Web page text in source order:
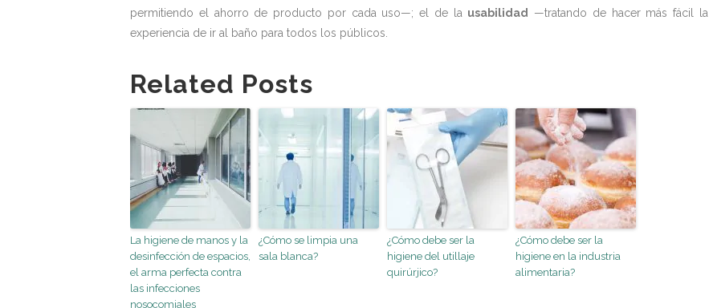
permitiendo el ahorro de producto por cada uso—; el de la usabilidad —tratando de hacer más fácil la
experiencia de ir al baño para todos los públicos.
Related Posts
La higiene de manos y la
desinfección de espacios,
el arma perfecta contra
las infecciones
nosocomiales
¿Cómo se limpia una
sala blanca?
¿Cómo debe ser la
higiene del utillaje
quirúrjico?
¿Cómo debe ser la
higiene en la industria
alimentaria?